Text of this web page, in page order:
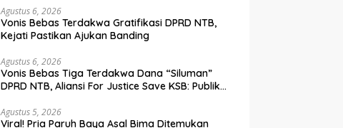
Agustus 6, 2026
Vonis Bebas Terdakwa Gratifikasi DPRD NTB,
Kejati Pastikan Ajukan Banding
Agustus 6, 2026
Vonis Bebas Tiga Terdakwa Dana “Siluman”
DPRD NTB, Aliansi For Justice Save KSB: Publik
Agustus 5, 2026
Viral! Pria Paruh Baya Asal Bima Ditemukan